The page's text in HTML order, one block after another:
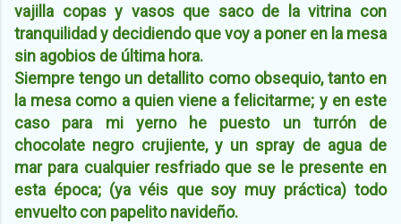
vajilla copas y vasos que saco de la vitrina con
tranquilidad y decidiendo que voy a poner en la mesa
sin agobios de última hora.
Siempre tengo un detallito como obsequio, tanto en
la mesa como a quien viene a felicitarme; y en este
caso para mi yerno he puesto un turrón de
chocolate negro crujiente, y un spray de agua de
mar para cualquier resfriado que se le presente en
esta época; (ya véis que soy muy práctica) todo
envuelto con papelito navideño.